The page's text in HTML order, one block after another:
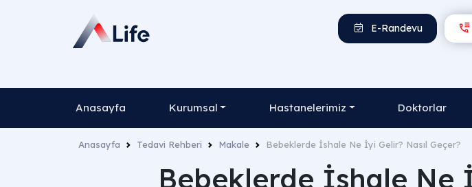
E-Randevu
Anasayfa Kurumsal Hastanelerimiz Doktorlar
Anasayfa Tedavi Rehberi Makale Bebeklerde İshale Ne İyi Gelir? Nasıl Geçer?
Bebeklerde İshale Ne